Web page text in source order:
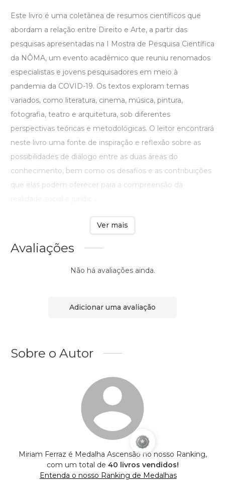
Este livro é uma coletânea de resumos científicos que
abordam a relação entre Direito e Arte, a partir das
pesquisas apresentadas na I Mostra de Pesquisa Científica
da NÔMA, um evento acadêmico que reuniu renomados
especialistas e jovens pesquisadores em meio à
pandemia da COVID-19. Os textos exploram temas
variados, como literatura, cinema, música, pintura,
fotografia, teatro e arquitetura, sob diferentes
perspectivas teóricas e metodológicas. O leitor encontrará
neste livro uma fonte de inspiração e reflexão sobre as
possibilidades de diálogo entre as duas áreas do
conhecimento, bem como os desafios e as contribuições
que elas podem oferecer para a compreensão da
Ver mais
Avaliações
Não há avaliações ainda.
Adicionar uma avaliação
Sobre o Autor
Miriam Ferraz é Medalha Ascensão no nosso Ranking,
com um total de 40 livros vendidos!
Entenda o nosso Ranking de Medalhas